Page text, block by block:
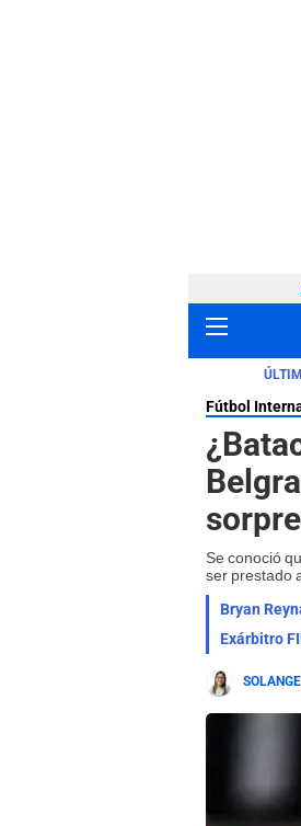
Fútbol
Se conoció
ser prestado
Bryan
Exárbitro